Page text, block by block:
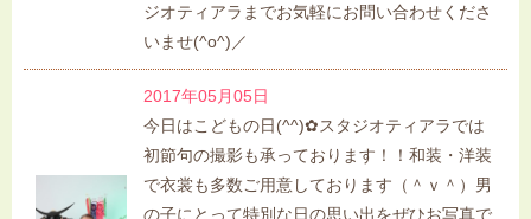
ジオティアラまでお気軽にお問い合わせくださ
いませ(^o^)／
2017年05月05日
今日はこどもの日(^^)✿スタジオティアラでは
初節句の撮影も承っております！！和装・洋装
で衣裳も多数ご用意しております（＾ｖ＾）男
の子にとって特別な日の思い出をぜひお写真で